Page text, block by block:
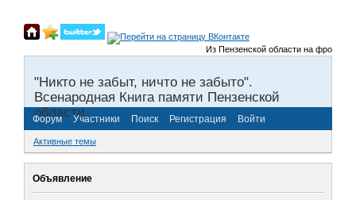
Из Пензенской области на фронты
"Никто не забыт, ничто не забыто".
Всенародная Книга памяти Пензенской
области.
Форум Участники Поиск Регистрация Войти
Активные темы
Объявление